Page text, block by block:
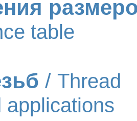
table
/ Thread
applications